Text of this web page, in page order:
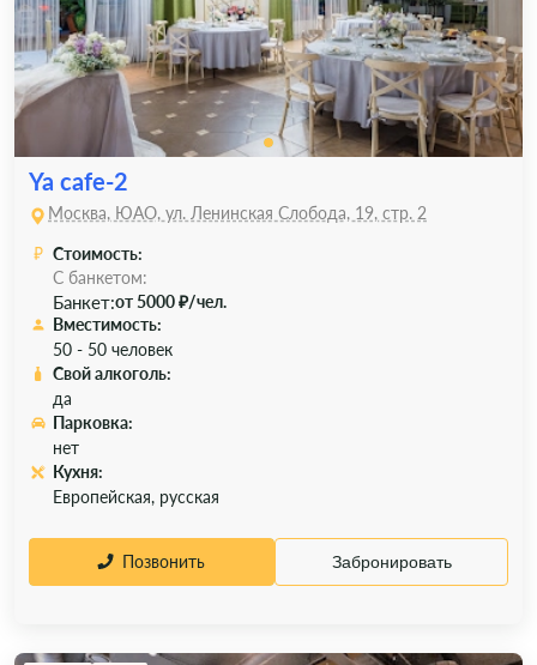
Ya cafe-2
Москва, ЮАО, ул. Ленинская Слобода, 19, стр. 2
Стоимость:
С банкетом:
Банкет:от 5000 ₽/чел.
Вместимость:
50 - 50 человек
Свой алкоголь:
да
Парковка:
нет
Кухня:
Европейская, русская
Позвонить Забронировать